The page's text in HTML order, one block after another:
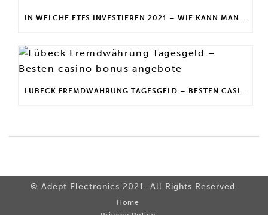
IN WELCHE ETFS INVESTIEREN 2021 – WIE KANN MAN IN KURZER ZEIT VIEL GELD VERDIENEN?
LÜBECK FREMDWÄHRUNG TAGESGELD – BESTEN CASINO BONUS ANGEBOTE
© Adept Electronics 2021. All Rights Reserved.
Home